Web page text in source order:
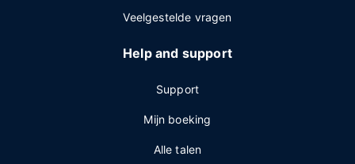
Veelgestelde vragen
Help and support
Support
Mijn boeking
Alle talen